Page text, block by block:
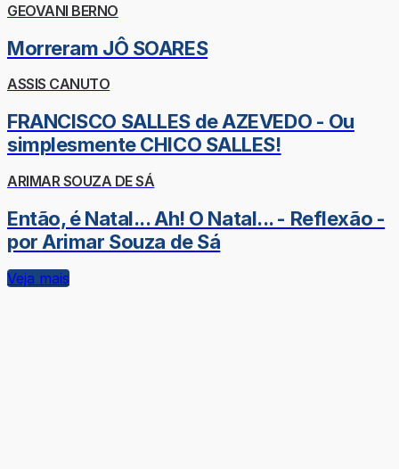
GEOVANI BERNO
Morreram JÔ SOARES
ASSIS CANUTO
FRANCISCO SALLES de AZEVEDO - Ou
simplesmente CHICO SALLES!
ARIMAR SOUZA DE SÁ
Então, é Natal... Ah! O Natal... - Reflexão -
por Arimar Souza de Sá
Veja mais